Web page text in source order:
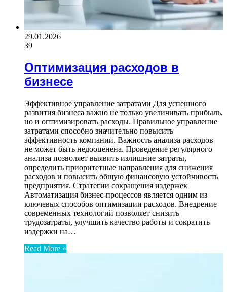
29.01.2026
39
Оптимизация расходов в
бизнесе
Эффективное управление затратами Для успешного
развития бизнеса важно не только увеличивать прибыль,
но и оптимизировать расходы. Правильное управление
затратами способно значительно повысить
эффективность компании. Важность анализа расходов
не может быть недооценена. Проведение регулярного
анализа позволяет выявить излишние затраты,
определить приоритетные направления для снижения
расходов и повысить общую финансовую устойчивость
предприятия. Стратегии сокращения издержек
Автоматизация бизнес-процессов является одним из
ключевых способов оптимизации расходов. Внедрение
современных технологий позволяет снизить
трудозатраты, улучшить качество работы и сократить
издержки на…
Read More »